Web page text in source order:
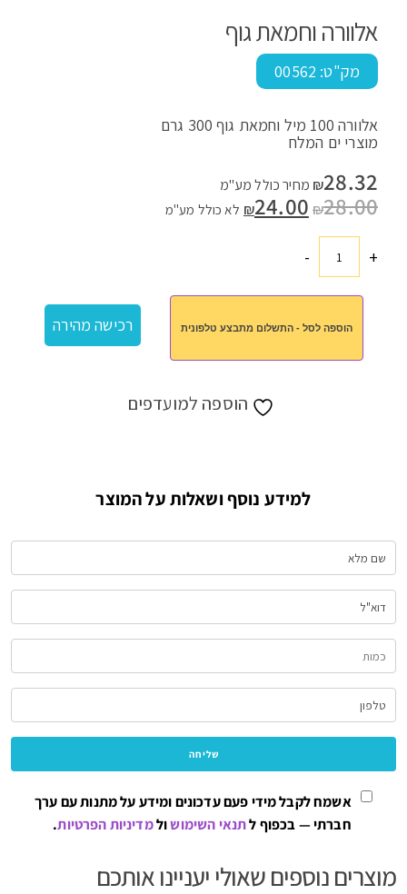
אלוורה וחמאת גוף
מק"ט: 00562
אלוורה 100 מיל וחמאת גוף 300 גרם
מוצרי ים המלח
₪28.32
מחיר כולל מע"מ
₪28.00
המחיר
המקורי
₪28.00.
₪24.00
המחיר
הנוכחי
לא כולל מע"מ
+כמות
וחמאת
גוף
-
הוספה לסל - התשלום מתבצע טלפונית רכישה מהירה
הוספה למועדפים
למידע נוסף ושאלות על המוצר
אשמח לקבל מידי פעם עדכונים ומידע על מתנות עם ערך
חברתי — בכפוף לתנאי השימושולמדיניות הפרטיות.
מוצרים נוספים שאולי יעניינו אותכם